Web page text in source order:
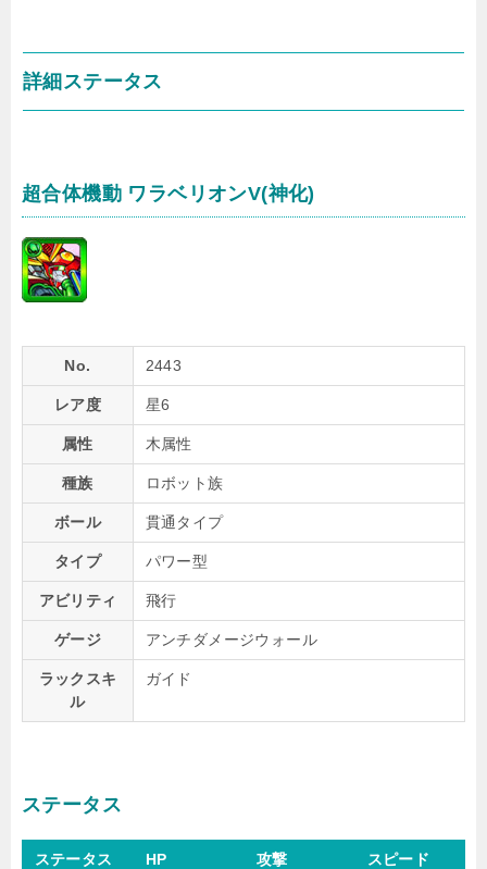
詳細ステータス
超合体機動 ワラベリオンV(神化)
No. 2443
レア度 星6
属性 木属性
種族 ロボット族
ボール 貫通タイプ
タイプ パワー型
アビリティ 飛行
ゲージ アンチダメージウォール
ラックスキ
ル
ガイド
ステータス
ステータス HP 攻撃 スピード